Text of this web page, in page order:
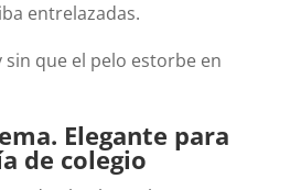
entrelazadas.
sin que el pelo estorbe en
Elegante para
de colegio